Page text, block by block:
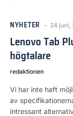
NYHETER 24 juni,
Lenovo Tab
högtalare
redaktionen
Vi har inte haft
av
intressant